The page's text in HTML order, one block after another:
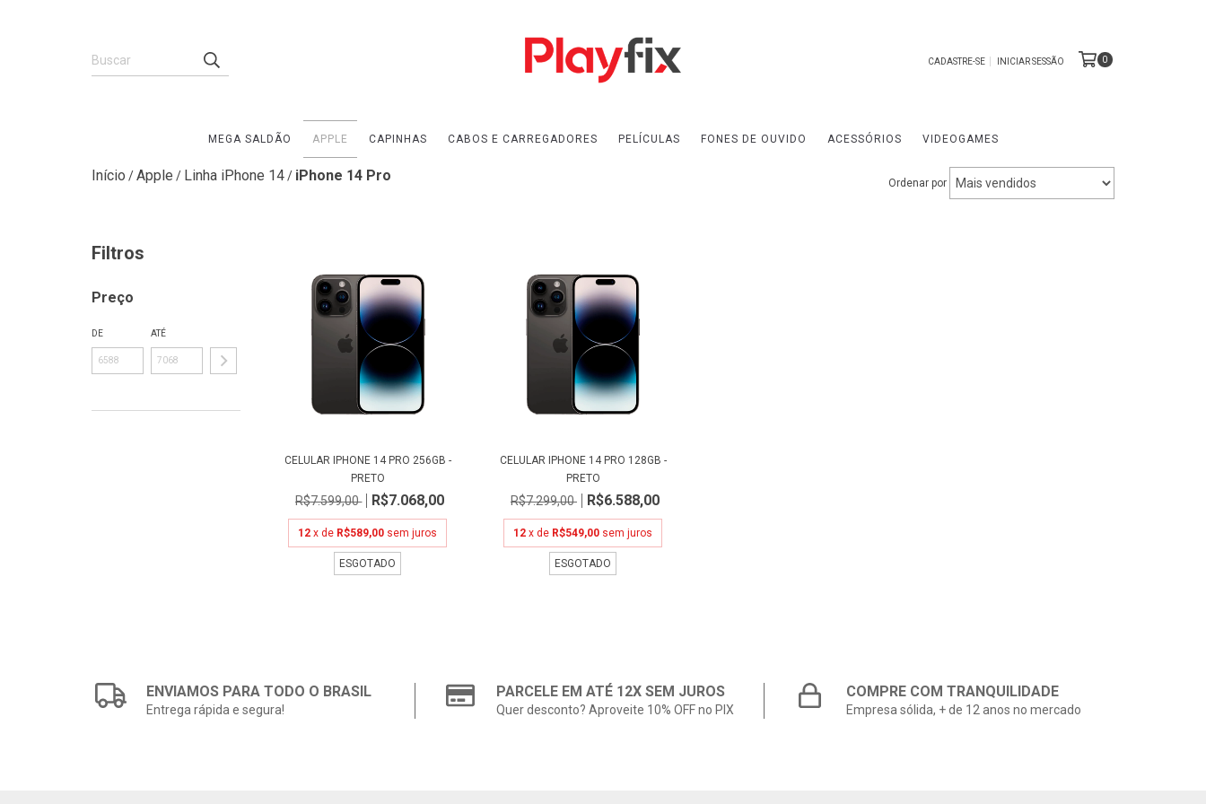
CADASTRE-SE INICIAR SESSÃO 0
MEGA SALDÃO APPLE CAPINHAS CABOS E CARREGADORES PELÍCULAS FONES DE OUVIDO ACESSÓRIOS VIDEOGAMES
Início /Apple / Linha iPhone 14/ iPhone 14 Pro Ordenar por
Filtros
Preço
DE ATÉ
CELULAR IPHONE 14 PRO 256GB -
PRETO
R$7.599,00 R$7.068,00
12 x de R$589,00 sem juros
ESGOTADO
CELULAR IPHONE 14 PRO 128GB -
PRETO
R$7.299,00 R$6.588,00
12 x de R$549,00 sem juros
ESGOTADO
ENVIAMOS PARA TODO O BRASIL
Entrega rápida e segura!
PARCELE EM ATÉ 12X SEM JUROS
Quer desconto? Aproveite 10% OFF no PIX
COMPRE COM TRANQUILIDADE
Empresa sólida, + de 12 anos no mercado